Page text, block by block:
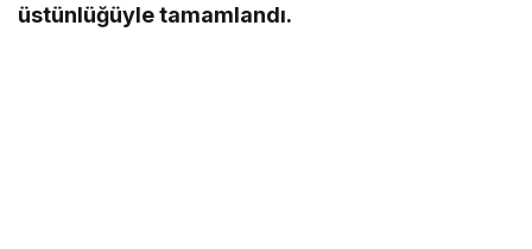
üstünlüğüyle tamamlandı.